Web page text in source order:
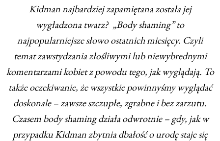
Kidman najbardziej zapamiętana została jej
wygładzona twarz? „Body shaming” to
najpopularniejsze słowo ostatnich miesięcy. Czyli
temat zawstydzania złośliwymi lub niewybrednymi
komentarzami kobiet z powodu tego, jak wyglądają. To
także oczekiwanie, że wszystkie powinnyśmy wyglądać
doskonale – zawsze szczupłe, zgrabne i bez zarzutu.
Czasem body shaming działa odwrotnie – gdy, jak w
przypadku Kidman zbytnia dbałość o urodę staje się